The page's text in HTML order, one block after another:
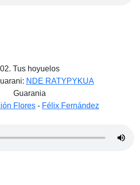
02. Tus hoyuelos
NDE RATYPYKUA
Guarania
Flores - Félix Fernández